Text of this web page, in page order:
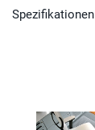
Spezifikationen